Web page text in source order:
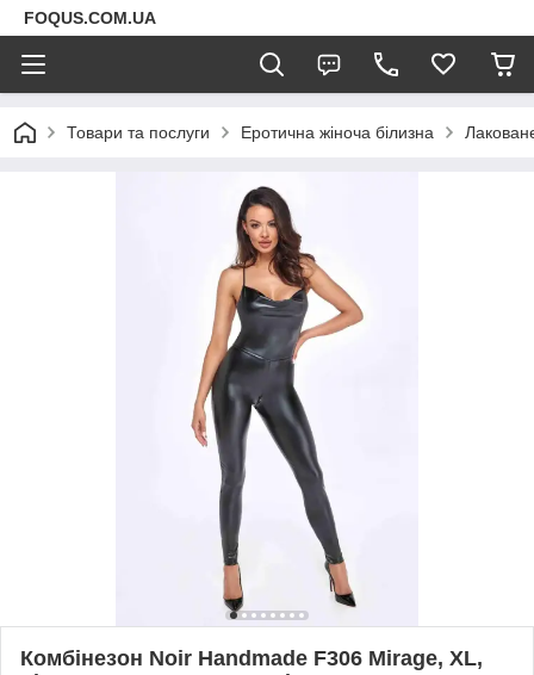
FOQUS.COM.UA
Товари та послуги Еротична жіноча білизна
Комбінезон Noir Handmade F306 Mirage, XL,